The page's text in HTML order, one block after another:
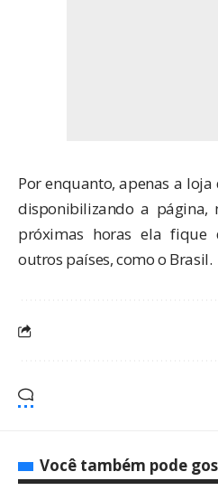
Por enquanto, apenas a
disponibilizando a página,
próximas horas ela fique
outros países, como o Brasil.
Você também pode